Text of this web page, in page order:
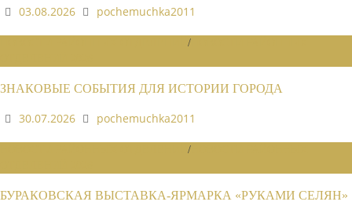
03.08.2026
pochemuchka2011
/
ЗНАКОВЫЕ СОБЫТИЯ ДЛЯ ИСТОРИИ ГОРОДА
30.07.2026
pochemuchka2011
/
БУРАКОВСКАЯ ВЫСТАВКА-ЯРМАРКА «РУКАМИ СЕЛЯН»